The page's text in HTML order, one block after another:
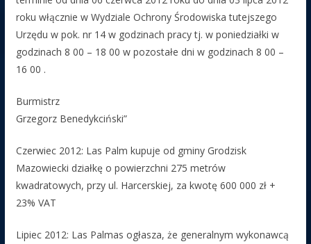
roku włącznie w Wydziale Ochrony Środowiska tutejszego
Urzędu w pok. nr 14 w godzinach pracy tj. w poniedziałki w
godzinach 8 00 – 18 00 w pozostałe dni w godzinach 8 00 –
16 00 .
Burmistrz
Grzegorz Benedykciński”
Czerwiec 2012: Las Palm kupuje od gminy Grodzisk
Mazowiecki działkę o powierzchni 275 metrów
kwadratowych, przy ul. Harcerskiej, za kwotę 600 000 zł +
23% VAT
Lipiec 2012: Las Palmas ogłasza, że generalnym wykonawcą